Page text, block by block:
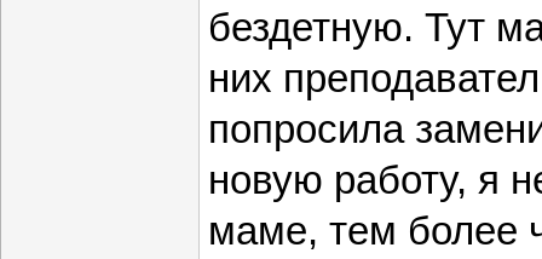
бездетную. Тут
них
попросила
новую работу, я
маме, тем более